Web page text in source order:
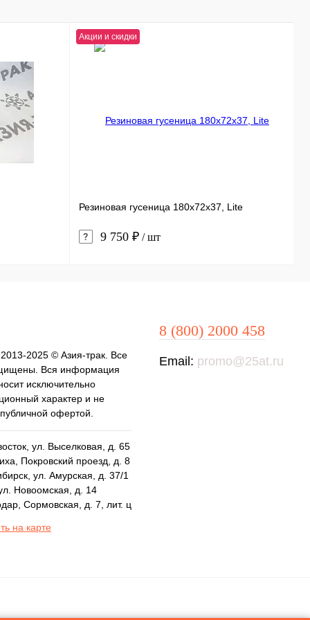
Акции и скидки
Резиновая гусеница 180x72x37, Lite
9 750 ₽ / шт
2025 © Азия-трак. Все
Вся информация
исключительно
характер и не
офертой.
ул. Выселковая, д. 65
Покровский проезд, д. 8
ул. Амурская, д. 37/1
Новоомская, д. 14
Сормовская, д. 7, лит. ц
на карте
8 (800) 2000 458
Email: promo@25at.ru